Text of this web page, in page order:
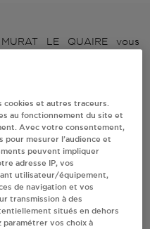
LE QUAIRE vous
LE QUAIRE, l'adresse, le
Antargaz
QUAIRE
et autres traceurs.
au fonctionnement du site et
Avec votre consentement,
pour mesurer l’audience et
peuvent impliquer
adresse IP, vos
utilisateur/équipement,
de navigation et vos
transmission à des
situés en dehors
paramétrer vos choix à